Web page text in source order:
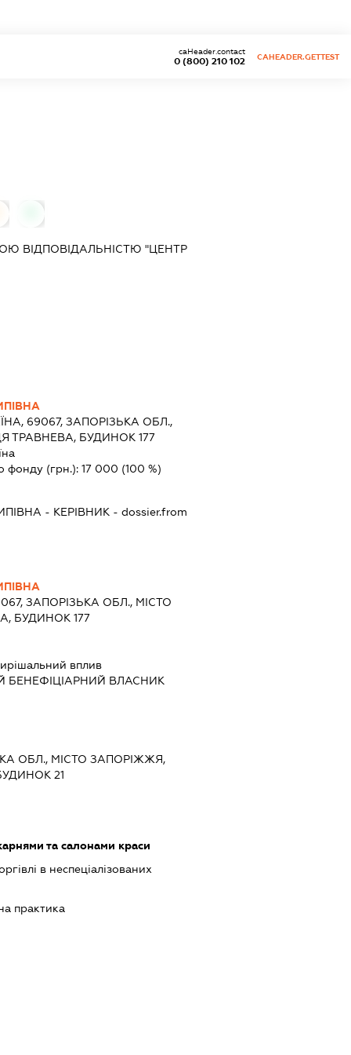
0 (800) 210 102
caHeader.contact
CAHEADER.GETTEST
ВІДПОВІДАЛЬНІСТЮ "ЦЕНТР
69067, ЗАПОРІЗЬКА ОБЛ.,
ТРАВНЕВА, БУДИНОК 177
фонду (грн.): 17 000 (100 %)
- КЕРІВНИК - dossier.from
ЗАПОРІЗЬКА ОБЛ., МІСТО
БУДИНОК 177
вплив
БЕНЕФІЦІАРНИЙ ВЛАСНИК
ОБЛ., МІСТО ЗАПОРІЖЖЯ,
21
та салонами краси
в неспеціалізованих
практика